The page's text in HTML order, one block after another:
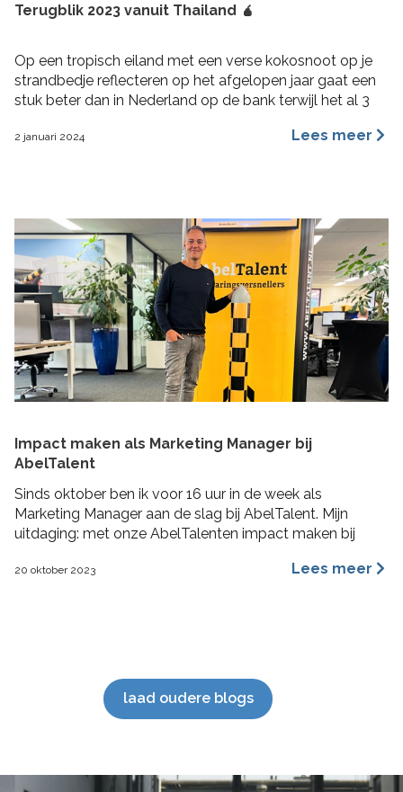
Terugblik 2023 vanuit Thailand 🧉
Op een tropisch eiland met een verse kokosnoot op je
strandbedje reflecteren op het afgelopen jaar gaat een
stuk beter dan in Nederland op de bank terwijl het al 3
fijn jaar aan rijke ervaringen, nieuwe inzichten, verbinding
2 januari 2024 Lees meer
Impact maken als Marketing Manager bij
AbelTalent
Sinds oktober ben ik voor 16 uur in de week als
Marketing Manager aan de slag bij AbelTalent. Mijn
uitdaging: met onze AbelTalenten impact maken bij
voornamelijk bezig houden met branding, content
20 oktober 2023 Lees meer
laad oudere blogs